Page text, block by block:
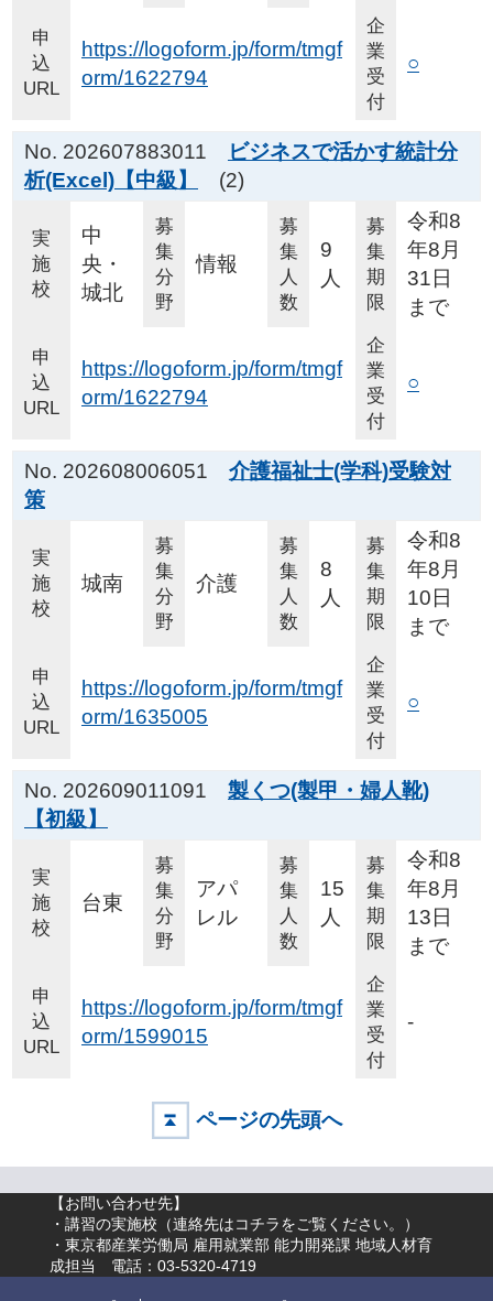
申
込
URL
https://logoform.jp/form/tmgf
orm/1622794
企
業
受
付
○
No. 202607883011
ビジネスで活かす統計分
析(Excel)【中級】
(2)
実
施
校
中
央・
城北
募
集
分
野
情報
募
集
人
数
9
人
募
集
期
限
令和8
年8月
31日
まで
申
込
URL
https://logoform.jp/form/tmgf
orm/1622794
企
業
受
付
○
No. 202608006051 介護福祉士(学科)受験対
策
実
施
校
城南
募
集
分
野
介護
募
集
人
数
8
人
募
集
期
限
令和8
年8月
10日
まで
申
込
URL
https://logoform.jp/form/tmgf
orm/1635005
企
業
受
付
○
No. 202609011091 製くつ(製甲・婦人靴)
【初級】
実
施
校
台東
募
集
分
野
アパ
レル
募
集
人
数
15
人
募
集
期
限
令和8
年8月
13日
まで
申
込
URL
https://logoform.jp/form/tmgf
orm/1599015
企
業
受
付
-
ページの先頭へ
【お問い合わせ先】
・講習の実施校（連絡先はコチラをご覧ください。
）
・東京都産業労働局 雇用就業部 能力開発課 地域人材育
成担当 電話：03-5320-4719